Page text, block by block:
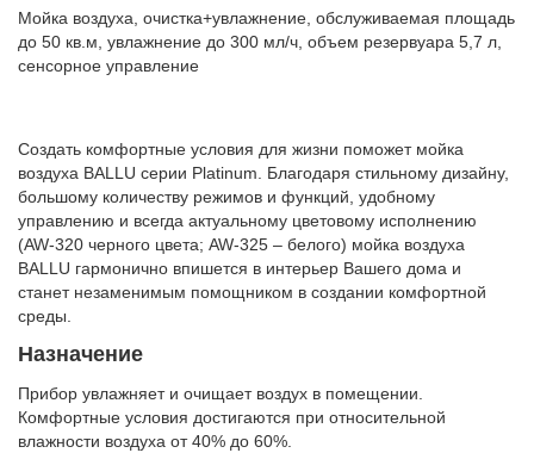
Мойка воздуха, очистка+увлажнение, обслуживаемая площадь
до 50 кв.м, увлажнение до 300 мл/ч, объем резервуара 5,7 л,
сенсорное управление
Создать комфортные условия для жизни поможет мойка
воздуха BALLU серии Platinum. Благодаря стильному дизайну,
большому количеству режимов и функций, удобному
управлению и всегда актуальному цветовому исполнению
(AW-320 черного цвета; AW-325 – белого) мойка воздуха
BALLU гармонично впишется в интерьер Вашего дома и
станет незаменимым помощником в создании комфортной
среды.
Назначение
Прибор увлажняет и очищает воздух в помещении.
Комфортные условия достигаются при относительной
влажности воздуха от 40% до 60%.